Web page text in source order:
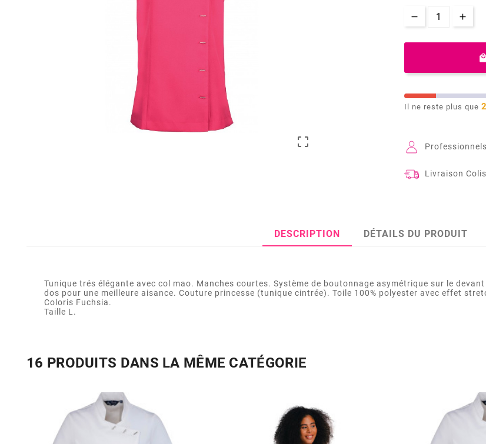

Il ne reste plus que 2
Livraison
DESCRIPTION DÉTAILS DU PRODUIT
Tunique trés élégante avec col mao. Manches courtes. Système de boutonnage asymétrique sur le
dos pour une meilleure aisance. Couture princesse (tunique cintrée). Toile 100% polyester avec effet
Coloris Fuchsia.
Taille L.
16 PRODUITS DANS LA MÊME CATÉGORIE